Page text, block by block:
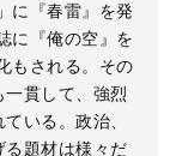
に『春雷』を発
に『俺の空』を
もされる。その
貫して、強烈
いる。政治、
題材は様々だ